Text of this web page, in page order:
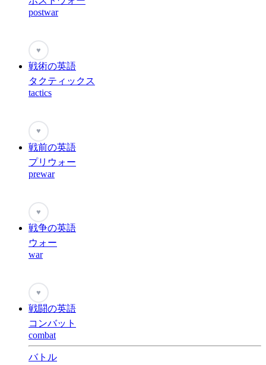
postwar
♥
戦術の英語
タクティックス
tactics
♥
戦前の英語
プリウォー
prewar
♥
戦争の英語
ウォー
war
♥
戦闘の英語
コンバット
combat
バトル